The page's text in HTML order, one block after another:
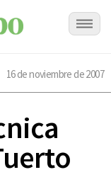
16 de noviembre de 2007